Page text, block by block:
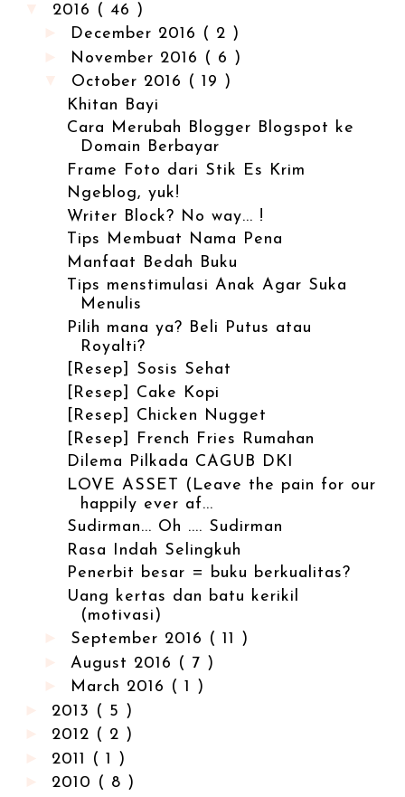
2016 ( 46 )
December 2016 ( 2 )
November 2016 ( 6 )
October 2016 ( 19 )
Khitan Bayi
Cara Merubah Blogger Blogspot ke
Domain Berbayar
Frame Foto dari Stik Es Krim
Ngeblog, yuk!
Writer Block? No way... !
Tips Membuat Nama Pena
Manfaat Bedah Buku
Tips menstimulasi Anak Agar Suka
Menulis
Pilih mana ya? Beli Putus atau
Royalti?
[Resep] Sosis Sehat
[Resep] Cake Kopi
[Resep] Chicken Nugget
[Resep] French Fries Rumahan
Dilema Pilkada CAGUB DKI
LOVE ASSET (Leave the pain for our
happily ever af...
Sudirman... Oh .... Sudirman
Rasa Indah Selingkuh
Penerbit besar = buku berkualitas?
Uang kertas dan batu kerikil
(motivasi)
September 2016 ( 11 )
August 2016 ( 7 )
March 2016 ( 1 )
2013 ( 5 )
2012 ( 2 )
2011 ( 1 )
2010 ( 8 )